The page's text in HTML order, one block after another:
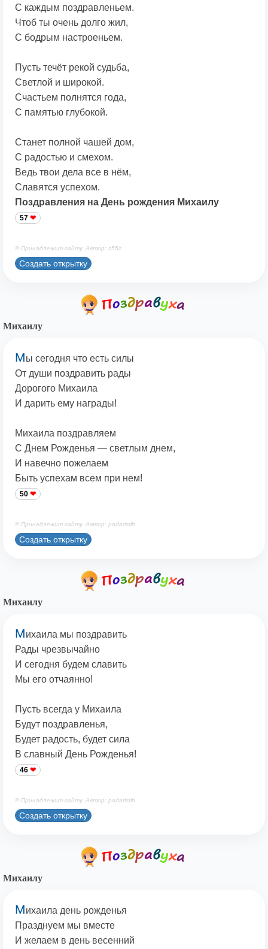
С каждым поздравленьем.
Чтоб ты очень долго жил,
С бодрым настроеньем.
Пусть течёт рекой судьба,
Светлой и широкой.
Счастьем полнятся года,
С памятью глубокой.
Станет полной чашей дом,
С радостью и смехом.
Ведь твои дела все в нём,
Славятся успехом.
Поздравления на День рождения Михаилу
57
© Принадлежит сайту. Автор: z55z
Создать открытку
Михаилу
Мы сегодня что есть силы
От души поздравить рады
Дорогого Михаила
И дарить ему награды!
Михаила поздравляем
С Днем Рожденья — светлым днем,
И навечно пожелаем
Быть успехам всем при нем!
50
© Принадлежит сайту. Автор: podaristih
Создать открытку
Михаилу
Михаила мы поздравить
Рады чрезвычайно
И сегодня будем славить
Мы его отчаянно!
Пусть всегда у Михаила
Будут поздравленья,
Будет радость, будет сила
В славный День Рожденья!
46
© Принадлежит сайту. Автор: podaristih
Создать открытку
Михаилу
Михаила день рожденья
Празднуем мы вместе
И желаем в день весенний